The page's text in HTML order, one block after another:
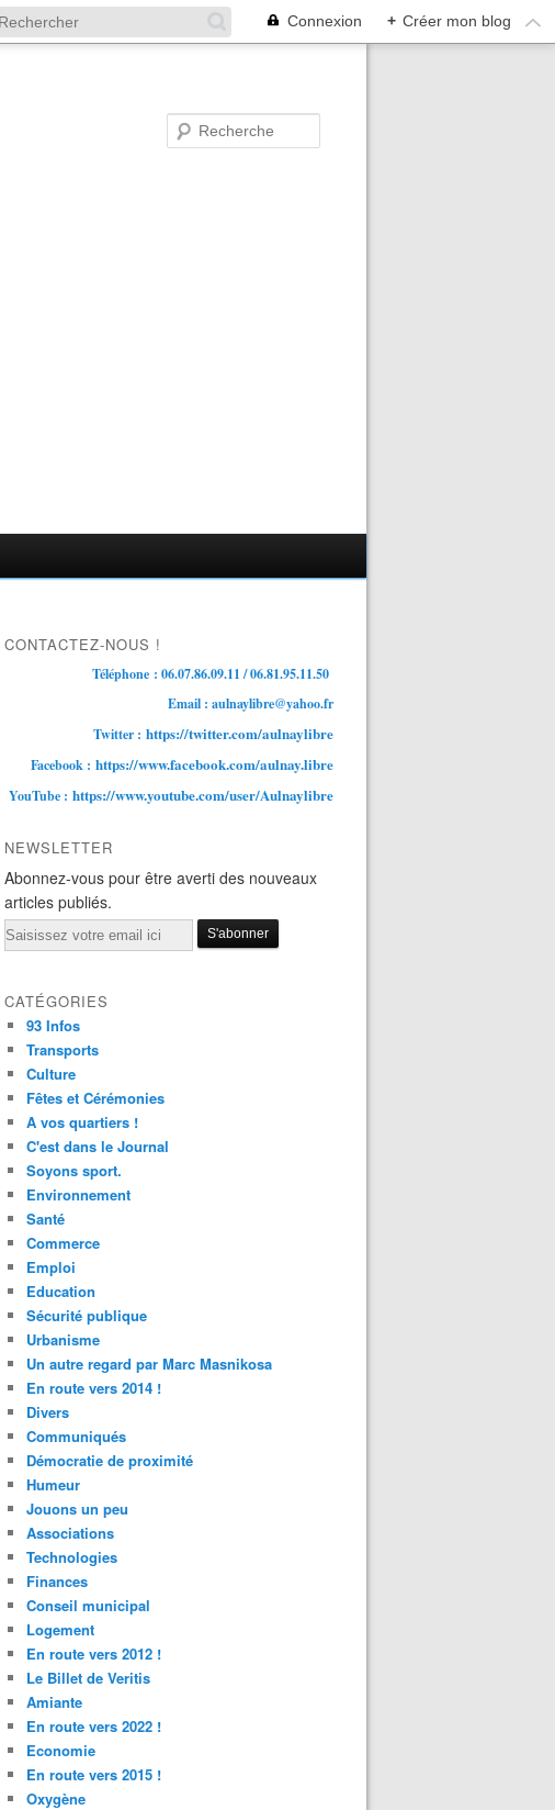
Connexion + Créer mon blog
CONTACTEZ-NOUS !
Téléphone : 06.07.86.09.11 / 06.81.95.11.50
Email : aulnaylibre@yahoo.fr
Twitter : https://twitter.com/aulnaylibre
Facebook : https://www.facebook.com/aulnay.libre
YouTube : https://www.youtube.com/user/Aulnaylibre
NEWSLETTER
Abonnez-vous pour être averti des nouveaux
articles publiés.
Email
CATÉGORIES
93 Infos
Transports
Culture
Fêtes et Cérémonies
A vos quartiers !
C'est dans le Journal
Soyons sport.
Environnement
Santé
Commerce
Emploi
Education
Sécurité publique
Urbanisme
Un autre regard par Marc Masnikosa
En route vers 2014 !
Divers
Communiqués
Démocratie de proximité
Humeur
Jouons un peu
Associations
Technologies
Finances
Conseil municipal
Logement
En route vers 2012 !
Le Billet de Veritis
Amiante
En route vers 2022 !
Economie
En route vers 2015 !
Oxygène